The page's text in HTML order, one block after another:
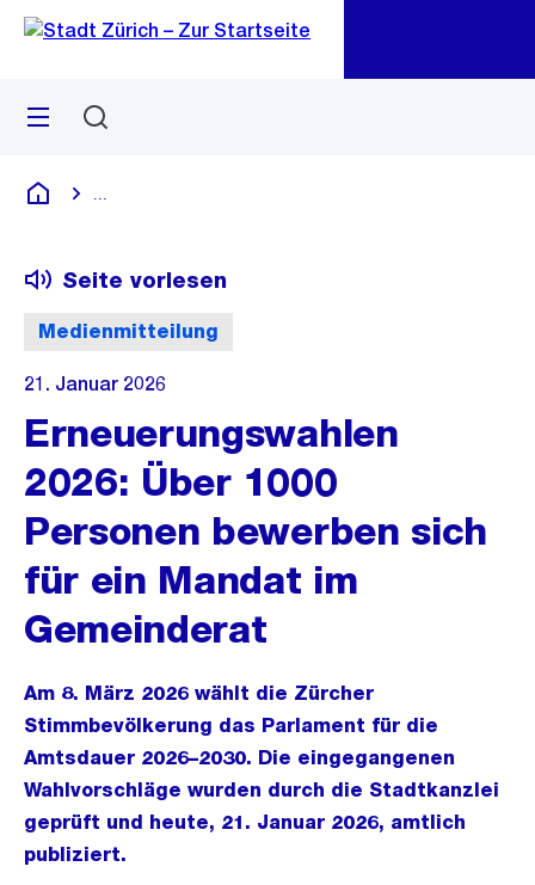
Navigation
Sprunglink
Menü
Deutsch
Medienmitteilung
Seite vorlesen
21. Januar 2026
Erneuerungswahlen
2026: Über 1000
Personen bewerben sich
für ein Mandat im
Gemeinderat
Am 8. März 2026 wählt die Zürcher
Stimmbevölkerung das Parlament für die
Amtsdauer 2026–2030. Die eingegangenen
Wahlvorschläge wurden durch die Stadtkanzlei
geprüft und heute, 21. Januar 2026, amtlich
publiziert.